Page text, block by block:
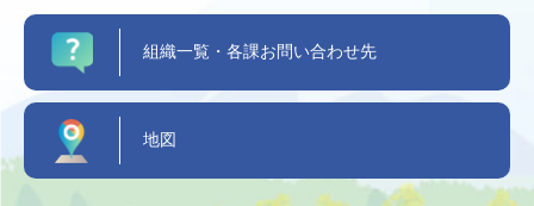
組織一覧・各課お問い合わせ先
地図